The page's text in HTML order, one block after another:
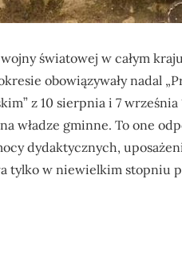
światowej w całym
obowiązywały nadal
z 10 sierpnia i 7 września
władze gminne. To one
dydaktycznych,
tylko w niewielkim stopniu